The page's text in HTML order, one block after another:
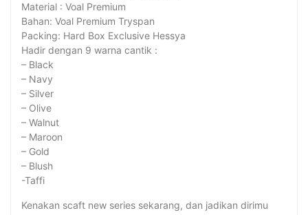
Material : Voal Premium
Bahan: Voal Premium Tryspan
Packing: Hard Box Exclusive Hessya
Hadir dengan 9 warna cantik :
– Black
– Navy
– Silver
– Olive
– Walnut
– Maroon
– Gold
– Blush
-Taffi
Kenakan scaft new series sekarang, dan jadikan dirimu